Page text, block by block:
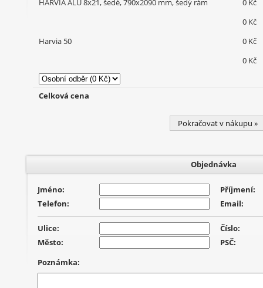
HARVIA ALU 8x21, šedé, 790x2090 mm, šedý rám
0 Kč
0 Kč
Harvia 50
0 Kč
0 Kč
Celková cena
Pokračovat v nákupu »
Objednávka
Jméno:
Příjmení:
Telefon:
Email:
Ulice:
Číslo:
Město:
PSČ:
Poznámka: